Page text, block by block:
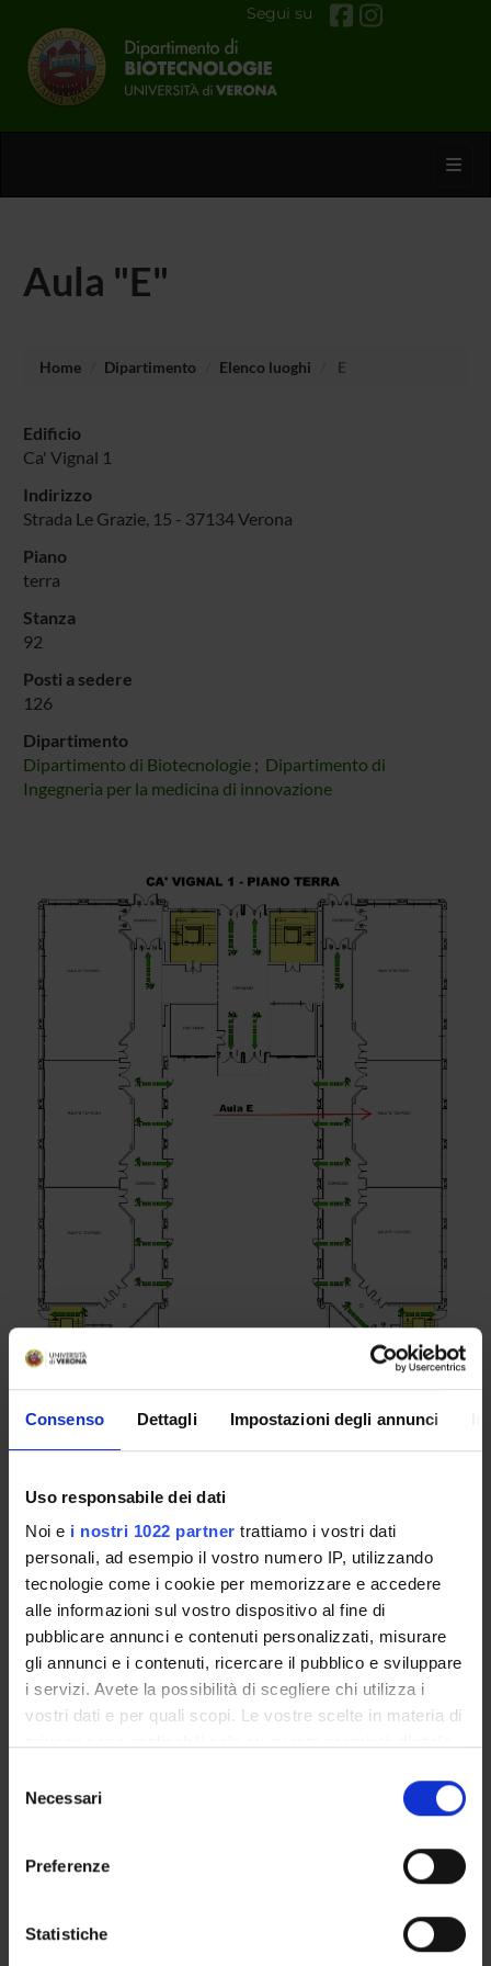
Consenso Dettagli Impostazioni degli annunci
Uso responsabile dei dati
Noi e i nostri 1022 partner trattiamo i vostri dati
personali, ad esempio il vostro numero IP, utilizzando
tecnologie come i cookie per memorizzare e accedere
alle informazioni sul vostro dispositivo al fine di
pubblicare annunci e contenuti personalizzati, misurare
gli annunci e i contenuti, ricercare il pubblico e sviluppare
i servizi. Avete la possibilità di scegliere chi utilizza i
vostri dati e per quali scopi. Le vostre scelte in materia di
modificare o revocare il proprio consenso in qualsiasi
momento dalla Dichiarazione sui cookie o facendo clic
raccogliere informazioni sulla tua posizione
geografica, con un'approssimazione di qualche
delNecessari
Preferenze
Statistiche
Segui su
Aula "E"
Home Dipartimento Elenco luoghi E
Edificio
Ca' Vignal 1
Indirizzo
Strada Le Grazie, 15 - 37134 Verona
Piano
terra
Stanza
92
Posti a sedere
126
Dipartimento
Dipartimento di Biotecnologie ; Dipartimento di
Ingegneria per la medicina di innovazione
LUOGHI DI INTERESSE